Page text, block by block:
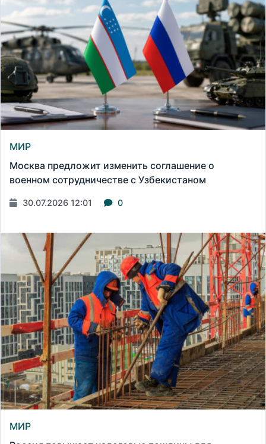
МИР
Москва предложит изменить соглашение о
военном сотрудничестве с Узбекистаном
30.07.2026 12:01 0
МИР